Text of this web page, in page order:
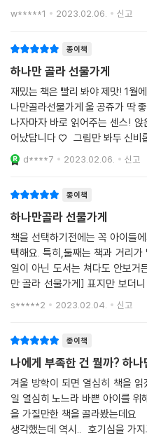
하면서 책을 읽어 보았습니다. 나만 골라 선물 가게는
w*****1 2023.02.06. 신고
종이책
하나만 골라 선물가게
재밌는 책은 빨리 봐야 제맛! 1월에 출시된 따끈한 시간 하
나만골라선물가게 울 공쥬가 딱 좋아하는 책이랍니다! 만
나자마자 바로 읽어주는 센스! 앉은 자리에서 다 읽고 일
어났답니다 ♡ 그림만 봐두 신비롭지 않나요? 어떤 내용
이 있을까 궁금궁금 당신의 꿈을 이루어 드립니다 ♡ 어떤
꿈을 이루어주는지 알아보러 가볼까요?^^ 1.
d****7 2023.02.06. 신고
종이책
하나만골라 선물가게
책을 선택하기전에는 꼭 아이들에게 의사를 물어보고 선
택해요. 특히,둘째는 책과 거리가 멀기 때문에 자기 스타
일이 아닌 도서는 쳐다도 안보거든요.^^ 하지만, [하나
만 골라 선물가게] 표지만 보더니 읽어보고 싶다고 하더
라고요. 와우~~ 바로 선택해 보았답니다. 3~4학년
s*****2 2023.02.04. 신고
종이책
나에게 부족한 건 뭘까? 하나
겨울 방학이 되면 열심히 책을 읽
일 열심히 노느라 바쁜 아이를 위해 오늘은 아이가 관
을 가질만한 책을 골라봤는데요 제목을 보고 혹할거라
생각했는데 역시.. 호기심을 가지고 말하기 전에 먼저 읽